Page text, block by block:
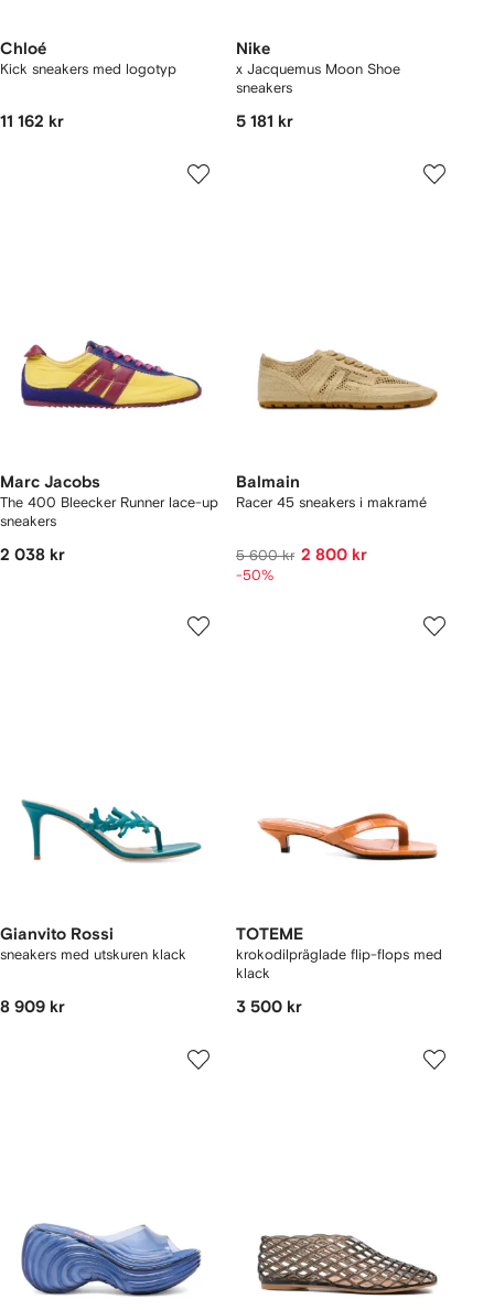
Chloé
Kick sneakers med logotyp
11 162 kr
Nike
x Jacquemus Moon Shoe
sneakers
5 181 kr
Marc Jacobs
The 400 Bleecker Runner lace-up
sneakers
2 038 kr
Balmain
Racer 45 sneakers i makramé
5 600 kr 2 800 kr
-50%
Gianvito Rossi
sneakers med utskuren klack
8 909 kr
TOTEME
krokodilpräglade flip-flops med
klack
3 500 kr